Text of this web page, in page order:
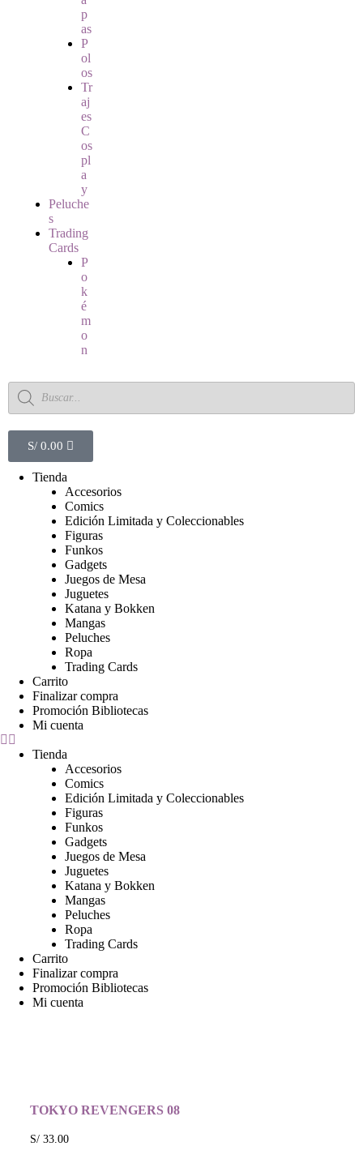
p
as
P
ol
os
Tr
aj
es
C
os
pl
a
y
Peluche
s
Trading
Cards
P
o
k
é
m
o
n
S/ 0.00
Tienda
Accesorios
Comics
Edición Limitada y Coleccionables
Figuras
Funkos
Gadgets
Juegos de Mesa
Juguetes
Katana y Bokken
Mangas
Peluches
Ropa
Trading Cards
Carrito
Finalizar compra
Promoción Bibliotecas
Mi cuenta
Tienda
Accesorios
Comics
Edición Limitada y Coleccionables
Figuras
Funkos
Gadgets
Juegos de Mesa
Juguetes
Katana y Bokken
Mangas
Peluches
Ropa
Trading Cards
Carrito
Finalizar compra
Promoción Bibliotecas
Mi cuenta
TOKYO REVENGERS 08
S/33.00